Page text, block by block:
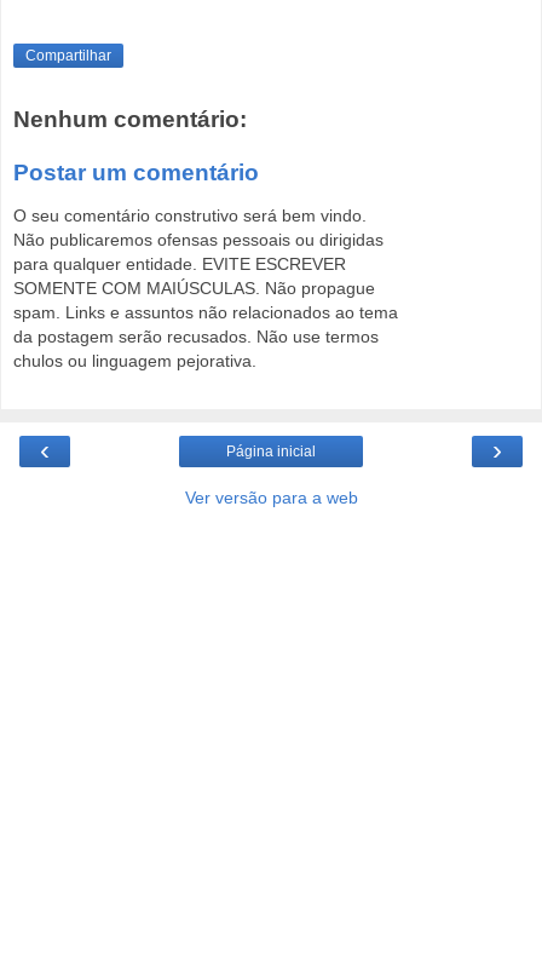
Compartilhar
Nenhum comentário:
Postar um comentário
O seu comentário construtivo será bem vindo.
Não publicaremos ofensas pessoais ou dirigidas
para qualquer entidade. EVITE ESCREVER
SOMENTE COM MAIÚSCULAS. Não propague
spam. Links e assuntos não relacionados ao tema
da postagem serão recusados. Não use termos
chulos ou linguagem pejorativa.
‹ ›
Página inicial
Ver versão para a web